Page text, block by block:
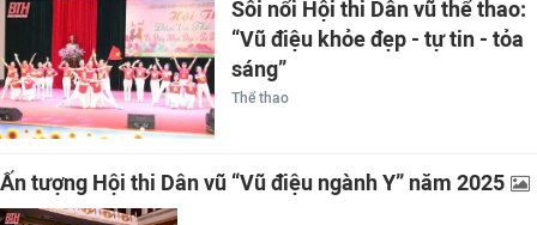
Sôi nổi Hội thi Dân vũ thể thao:
“Vũ điệu khỏe đẹp - tự tin - tỏa
sáng”
Thể thao
Ấn tượng Hội thi Dân vũ “Vũ điệu ngành Y” năm 2025